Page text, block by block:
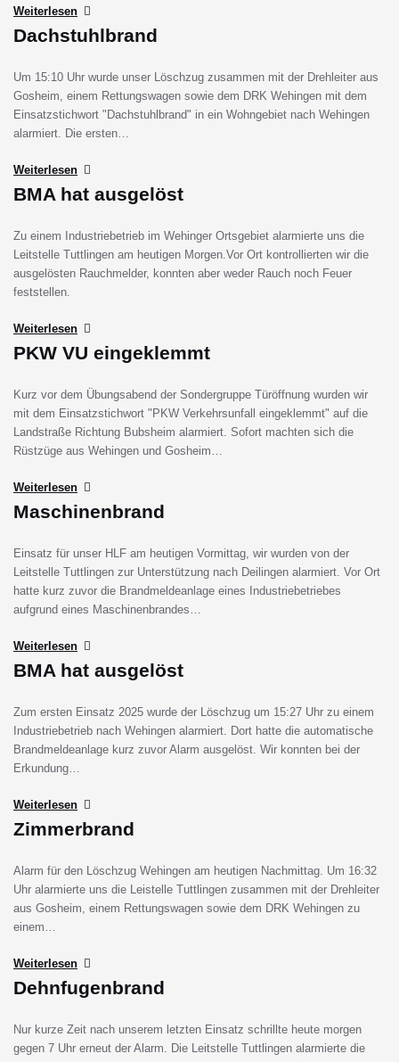
Weiterlesen
Dachstuhlbrand
Um 15:10 Uhr wurde unser Löschzug zusammen mit der Drehleiter aus
Gosheim, einem Rettungswagen sowie dem DRK Wehingen mit dem
Einsatzstichwort "Dachstuhlbrand" in ein Wohngebiet nach Wehingen
alarmiert. Die ersten…
Weiterlesen
BMA hat ausgelöst
Zu einem Industriebetrieb im Wehinger Ortsgebiet alarmierte uns die
Leitstelle Tuttlingen am heutigen Morgen.Vor Ort kontrollierten wir die
ausgelösten Rauchmelder, konnten aber weder Rauch noch Feuer
feststellen.
Weiterlesen
PKW VU eingeklemmt
Kurz vor dem Übungsabend der Sondergruppe Türöffnung wurden wir
mit dem Einsatzstichwort "PKW Verkehrsunfall eingeklemmt" auf die
Landstraße Richtung Bubsheim alarmiert. Sofort machten sich die
Rüstzüge aus Wehingen und Gosheim…
Weiterlesen
Maschinenbrand
Einsatz für unser HLF am heutigen Vormittag, wir wurden von der
Leitstelle Tuttlingen zur Unterstützung nach Deilingen alarmiert. Vor Ort
hatte kurz zuvor die Brandmeldeanlage eines Industriebetriebes
aufgrund eines Maschinenbrandes…
Weiterlesen
BMA hat ausgelöst
Zum ersten Einsatz 2025 wurde der Löschzug um 15:27 Uhr zu einem
Industriebetrieb nach Wehingen alarmiert. Dort hatte die automatische
Brandmeldeanlage kurz zuvor Alarm ausgelöst. Wir konnten bei der
Erkundung…
Weiterlesen
Zimmerbrand
Alarm für den Löschzug Wehingen am heutigen Nachmittag. Um 16:32
Uhr alarmierte uns die Leistelle Tuttlingen zusammen mit der Drehleiter
aus Gosheim, einem Rettungswagen sowie dem DRK Wehingen zu
einem…
Weiterlesen
Dehnfugenbrand
Nur kurze Zeit nach unserem letzten Einsatz schrillte heute morgen
gegen 7 Uhr erneut der Alarm. Die Leitstelle Tuttlingen alarmierte die